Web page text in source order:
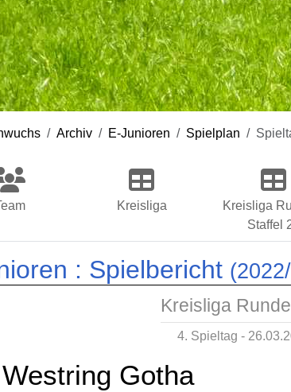
Archiv E-Junioren Spielplan
Kreisliga
Kreisliga
Staffel
: Spielbericht
Kreisliga
4. Spieltag -
Gotha